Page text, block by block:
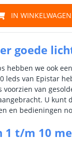
IN WINKELWAGEN
goede
hebben we ook
leds van Epistar
van
U
en bedieningen
1 t/m 10